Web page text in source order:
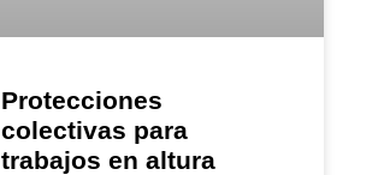
Protecciones
colectivas para
trabajos en altura